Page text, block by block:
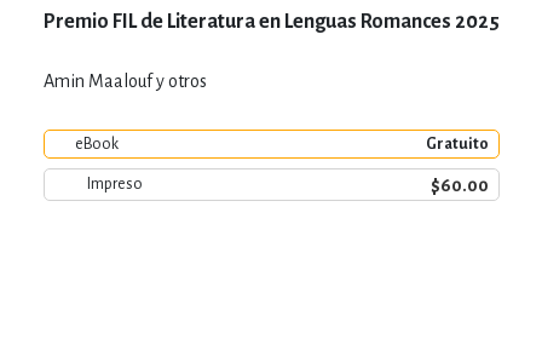
Premio FIL de Literatura en Lenguas Romances 2025
Amin Maalouf y otros
eBook Gratuito
Impreso $60.00